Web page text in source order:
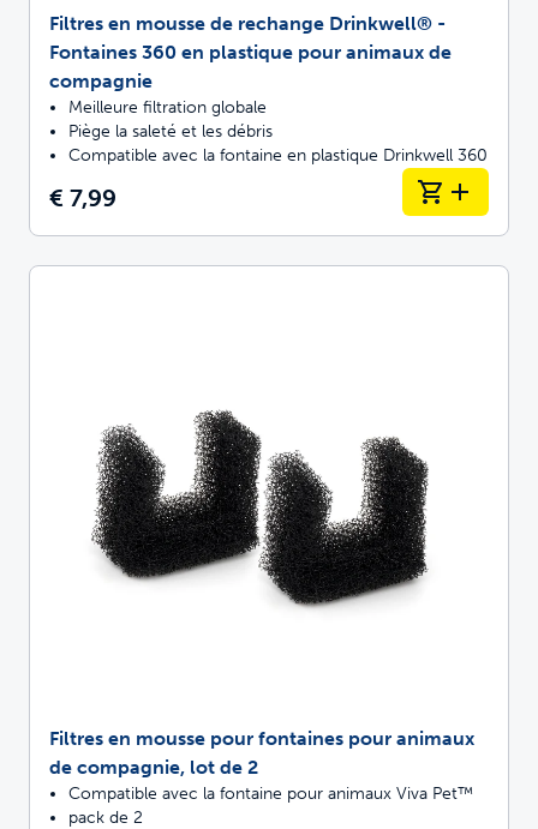
Filtres en mousse de rechange Drinkwell® -
Fontaines 360 en plastique pour animaux de
compagnie
Meilleure filtration globale
Piège la saleté et les débris
Compatible avec la fontaine en plastique Drinkwell 360
€ 7,99
Filtres en mousse pour fontaines pour animaux
de compagnie, lot de 2
Compatible avec la fontaine pour animaux Viva Pet™
pack de 2